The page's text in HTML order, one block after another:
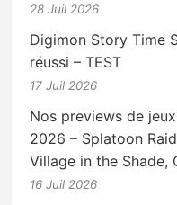
28 Juil 2026
Digimon Story Time
réussi – TEST
17 Juil 2026
Nos previews de
2026 – Splatoon
Village in the Shade,
16 Juil 2026